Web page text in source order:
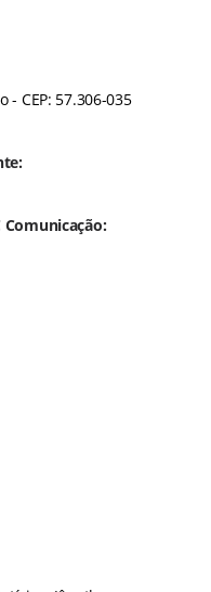
- CEP: 57.306-035
Comunicação: